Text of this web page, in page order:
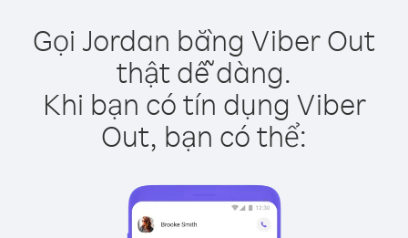
Gọi Jordan bằng Viber Out
thật dễ dàng.
Khi bạn có tín dụng Viber
Out, bạn có thể: